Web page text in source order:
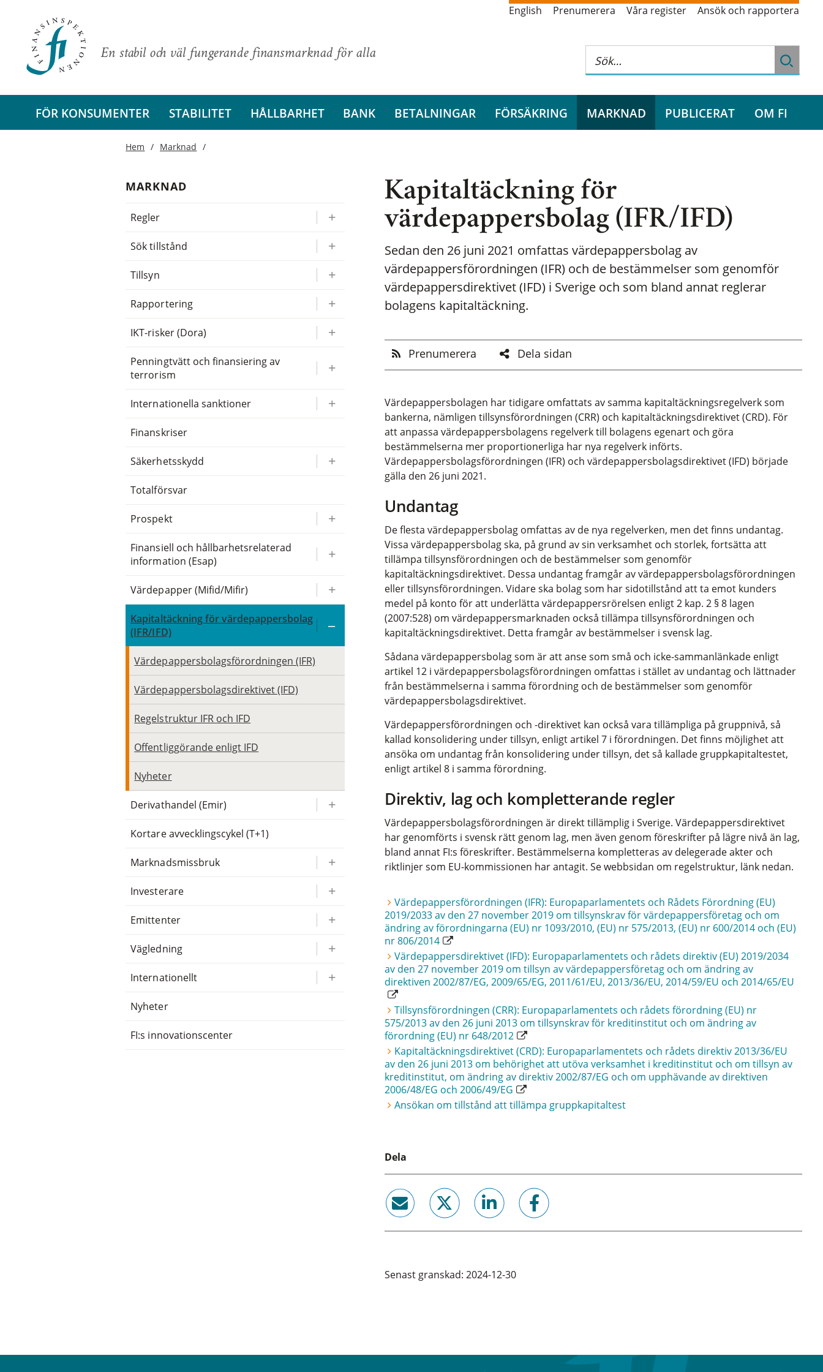
En stabil och väl fungerande finansmarknad för alla
English Prenumerera Våra register Ansök och rapportera
FÖR KONSUMENTER STABILITET HÅLLBARHET BANK BETALNINGAR FÖRSÄKRING MARKNAD PUBLICERAT OM FI
Kapitaltäckning för
värdepappersbolag (IFR/IFD)
Sedan den 26 juni 2021 omfattas värdepappersbolag av
värdepappersförordningen (IFR) och de bestämmelser som genomför
värdepappersdirektivet (IFD) i Sverige och som bland annat reglerar
bolagens kapitaltäckning.
Prenumerera Dela sidan
Värdepappersbolagen har tidigare omfattats av samma kapitaltäckningsregelverk som
bankerna, nämligen tillsynsförordningen (CRR) och kapitaltäckningsdirektivet (CRD). För
att anpassa värdepappersbolagens regelverk till bolagens egenart och göra
bestämmelserna mer proportionerliga har nya regelverk införts.
Värdepappersbolagsförordningen (IFR) och värdepappersbolagsdirektivet (IFD) började
gälla den 26 juni 2021.
Undantag
De flesta värdepappersbolag omfattas av de nya regelverken, men det finns undantag.
Vissa värdepappersbolag ska, på grund av sin verksamhet och storlek, fortsätta att
tillämpa tillsynsförordningen och de bestämmelser som genomför
kapitaltäckningsdirektivet. Dessa undantag framgår av värdepappersbolagsförordningen
eller tillsynsförordningen. Vidare ska bolag som har sidotillstånd att ta emot kunders
medel på konto för att underlätta värdepappersrörelsen enligt 2 kap. 2 § 8 lagen
(2007:528) om värdepappersmarknaden också tillämpa tillsynsförordningen och
kapitaltäckningsdirektivet. Detta framgår av bestämmelser i svensk lag.
Sådana värdepappersbolag som är att anse som små och icke-sammanlänkade enligt
artikel 12 i värdepappersbolagsförordningen omfattas i stället av undantag och lättnader
från bestämmelserna i samma förordning och de bestämmelser som genomför
värdepappersbolagsdirektivet.
Värdepappersförordningen och -direktivet kan också vara tillämpliga på gruppnivå, så
kallad konsolidering under tillsyn, enligt artikel 7 i förordningen. Det finns möjlighet att
ansöka om undantag från konsolidering under tillsyn, det så kallade gruppkapitaltestet,
enligt artikel 8 i samma förordning.
Direktiv, lag och kompletterande regler
Värdepappersbolagsförordningen är direkt tillämplig i Sverige. Värdepappersdirektivet
har genomförts i svensk rätt genom lag, men även genom föreskrifter på lägre nivå än lag,
bland annat FI:s föreskrifter. Bestämmelserna kompletteras av delegerade akter och
riktlinjer som EU-kommissionen har antagit. Se webbsidan om regelstruktur, länk nedan.
Värdepappersförordningen (IFR): Europaparlamentets och Rådets Förordning (EU)
2019/2033 av den 27 november 2019 om tillsynskrav för värdepappersföretag och om
ändring av förordningarna (EU) nr 1093/2010, (EU) nr 575/2013, (EU) nr 600/2014 och (EU)
nr 806/2014
Värdepappersdirektivet (IFD): Europaparlamentets och rådets direktiv (EU) 2019/2034
av den 27 november 2019 om tillsyn av värdepappersföretag och om ändring av
direktiven 2002/87/EG, 2009/65/EG, 2011/61/EU, 2013/36/EU, 2014/59/EU och 2014/65/EU
Tillsynsförordningen (CRR): Europaparlamentets och rådets förordning (EU) nr
575/2013 av den 26 juni 2013 om tillsynskrav för kreditinstitut och om ändring av
förordning (EU) nr 648/2012
Kapitaltäckningsdirektivet (CRD): Europaparlamentets och rådets direktiv 2013/36/EU
av den 26 juni 2013 om behörighet att utöva verksamhet i kreditinstitut och om tillsyn av
kreditinstitut, om ändring av direktiv 2002/87/EG och om upphävande av direktiven
2006/48/EG och 2006/49/EG
Ansökan om tillstånd att tillämpa gruppkapitaltest
Dela
Senast granskad: 2024-12-30
Hem Marknad
MARKNAD
Regler
Sök tillstånd
Tillsyn
Rapportering
IKT-risker (Dora)
Penningtvätt och finansiering av
terrorism
Internationella sanktioner
Finanskriser
Säkerhetsskydd
Totalförsvar
Prospekt
Finansiell och hållbarhetsrelaterad
information (Esap)
Värdepapper (Mifid/Mifir)
Kapitaltäckning för värdepappersbolag
(IFR/IFD)
Värdepappersbolagsförordningen (IFR)
Värdepappersbolagsdirektivet (IFD)
Regelstruktur IFR och IFD
Offentliggörande enligt IFD
Nyheter
Derivathandel (Emir)
Kortare avvecklingscykel (T+1)
Marknadsmissbruk
Investerare
Emittenter
Vägledning
Internationellt
Nyheter
FI:s innovationscenter